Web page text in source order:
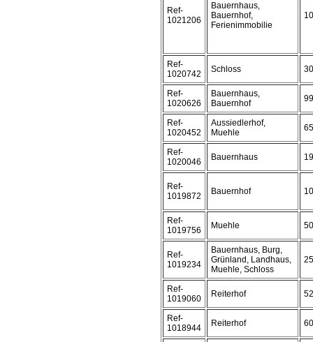
Ref-
1021206
Bauernhaus,
Bauernhof,
Ferienimmobilie
Ref-
1020742
Schloss
Ref-
1020626
Bauernhaus,
Bauernhof
Ref-
1020452
Aussiedlerhof,
Muehle
Ref-
1020046
Bauernhaus
Ref-
1019872
Bauernhof
Ref-
1019756
Muehle
Ref-
1019234
Bauernhaus, Burg,
Grünland, Landhaus,
Muehle, Schloss
Ref-
1019060
Reiterhof
Ref-
1018944
Reiterhof